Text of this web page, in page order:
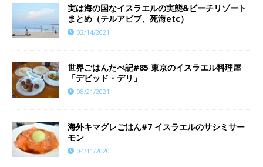
実は海の国なイスラエルの実態&ビーチリゾート
まとめ（テルアビブ、死海etc）
02/14/2021
世界ごはんたべ記#85 東京のイスラエル料理屋
「デビッド・デリ」
08/21/2021
海外キマグレごはん#7 イスラエルのサシミサー
モン
04/11/2020